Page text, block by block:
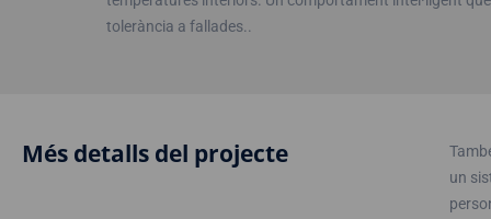
tolerància a fallades..
Més detalls del projecte
un